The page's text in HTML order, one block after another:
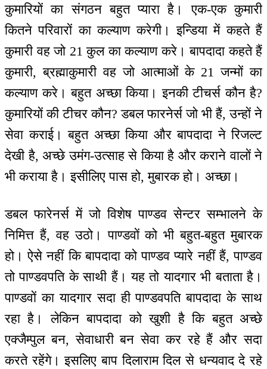
कुमारियों का संगठन बहुत प्यारा है। एक-एक कुमारी
कितने परिवारों का कल्याण करेगी। इन्डिया में कहते हैं
कुमारी वह जो 21 कुल का कल्याण करे। बापदादा कहते हैं
कुमारी, ब्रह्माकुमारी वह जो आत्माओं के 21 जन्मों का
कल्याण करे। बहुत अच्छा किया। इनकी टीचर्स कौन है?
कुमारियों की टीचर कौन? डबल फारनेर्स जो भी हैं, उन्हों ने
सेवा कराई। बहुत अच्छा किया और बापदादा ने रिजल्ट
देखी है, अच्छे उमंग-उत्साह से किया है और कराने वालों ने
भी कराया है। इसीलिए पास हो, मुबारक हो। अच्छा।
डबल फारेनर्स में जो विशेष पाण्डव सेन्टर सम्भालने के
निमित्त हैं, वह उठो। पाण्डवों को भी बहुत-बहुत मुबारक
हो। ऐसे नहीं कि बापदादा को पाण्डव प्यारे नहीं हैं, पाण्डव
तो पाण्डवपति के साथी हैं। यह तो यादगार भी बताता है।
पाण्डवों का यादगार सदा ही पाण्डवपति बापदादा के साथ
रहा है। लेकिन बापदादा को खुशी है कि बहुत अच्छे
एक्जैम्पुल बन, सेवाधारी बन सेवा कर रहे हैं और सदा
करते रहेंगे। इसलिए बाप दिलाराम दिल से धन्यवाद दे रहे